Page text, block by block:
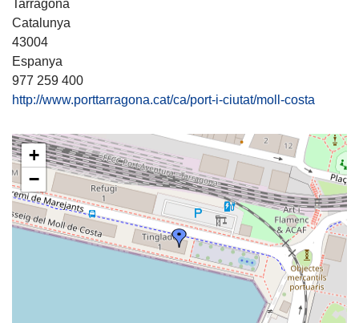
Tarragona
Catalunya
43004
Espanya
977 259 400
http://www.porttarragona.cat/ca/port-i-ciutat/moll-costa
+
−